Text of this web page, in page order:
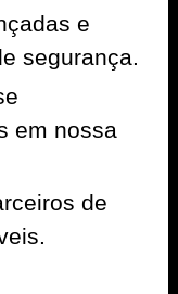
e
segurança.
em nossa
de